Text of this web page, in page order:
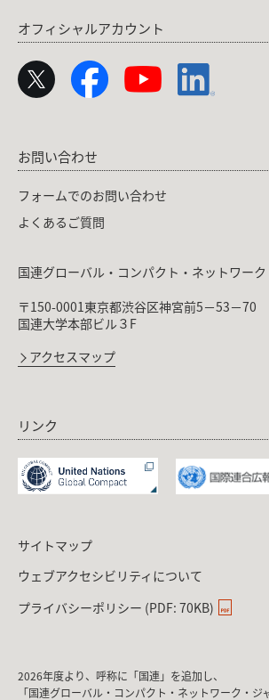
オフィシャルアカウント
お問い合わせ
フォームでのお問い合わせ
よくあるご質問
国連グローバル・コンパクト・ネットワー
〒150-0001東京都渋谷区神宮前5－53－70
国連大学本部ビル３F
アクセスマップ
リンク
サイトマップ
ウェブアクセシビリティについて
プライバシーポリシー (PDF: 70KB)
2026年度より、呼称に「国連」を追加し、
「国連グローバル・コンパクト・ネットワーク・ジ